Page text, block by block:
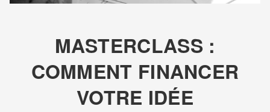
MASTERCLASS :
COMMENT FINANCER
VOTRE IDÉE